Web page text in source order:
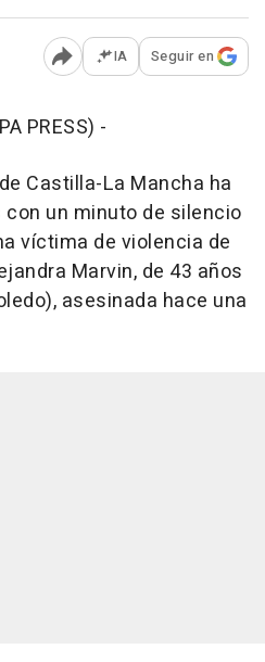
Abrir opciones para
IA Seguir en
PRESS) -
Castilla-La Mancha ha
un minuto de silencio
víctima de violencia de
Marvin, de 43 años
asesinada hace una